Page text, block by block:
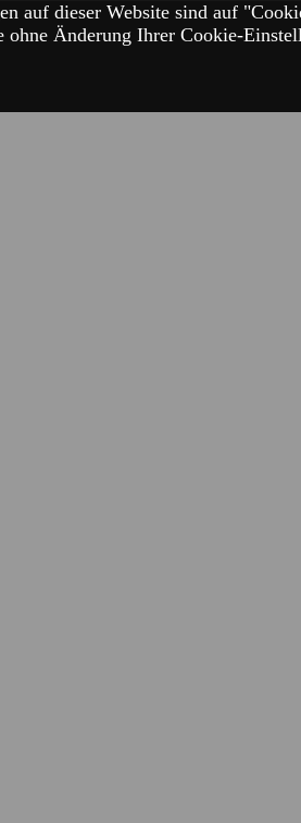
auf dieser Website sind auf
ohne Änderung Ihrer Cookie-